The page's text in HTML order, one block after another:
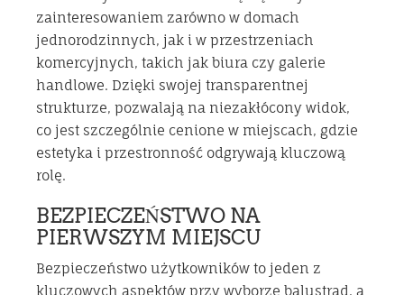
zainteresowaniem zarówno w domach
jednorodzinnych, jak i w przestrzeniach
komercyjnych, takich jak biura czy galerie
handlowe. Dzięki swojej transparentnej
strukturze, pozwalają na niezakłócony widok,
co jest szczególnie cenione w miejscach, gdzie
estetyka i przestronność odgrywają kluczową
rolę.
BEZPIECZEŃSTWO NA
PIERWSZYM MIEJSCU
Bezpieczeństwo użytkowników to jeden z
kluczowych aspektów przy wyborze balustrad, a